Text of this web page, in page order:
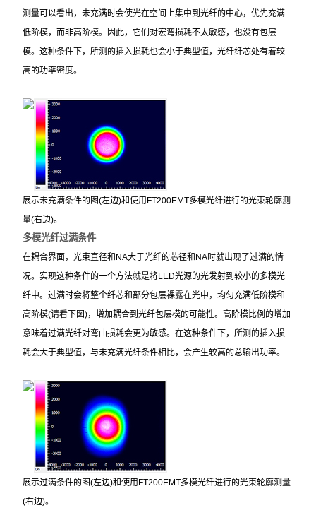
测量可以看出，未充满时会使光在空间上集中到光纤的中心，优先充满
低阶模，而非高阶模。因此，它们对宏弯损耗不太敏感，也没有包层
模。这种条件下，所测的插入损耗也会小于典型值，光纤纤芯处有着较
高的功率密度。
展示未充满条件的图(左边)和使用FT200EMT多模光纤进行的光束轮廓测
量(右边)。
多模光纤过满条件
在耦合界面，光束直径和NA大于光纤的芯径和NA时就出现了过满的情
况。实现这种条件的一个方法就是将LED光源的光发射到较小的多模光
纤中。过满时会将整个纤芯和部分包层裸露在光中，均匀充满低阶模和
高阶模(请看下图)，增加耦合到光纤包层模的可能性。高阶模比例的增加
意味着过满光纤对弯曲损耗会更为敏感。在这种条件下，所测的插入损
耗会大于典型值，与未充满光纤条件相比，会产生较高的总输出功率。
展示过满条件的图(左边)和使用FT200EMT多模光纤进行的光束轮廓测量
(右边)。